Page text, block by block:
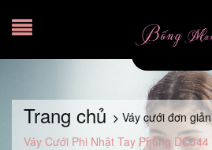
Trang chủ
Váy cưới đơn giản
Váy Cưới Phi Nhật Tay Phồng DC344